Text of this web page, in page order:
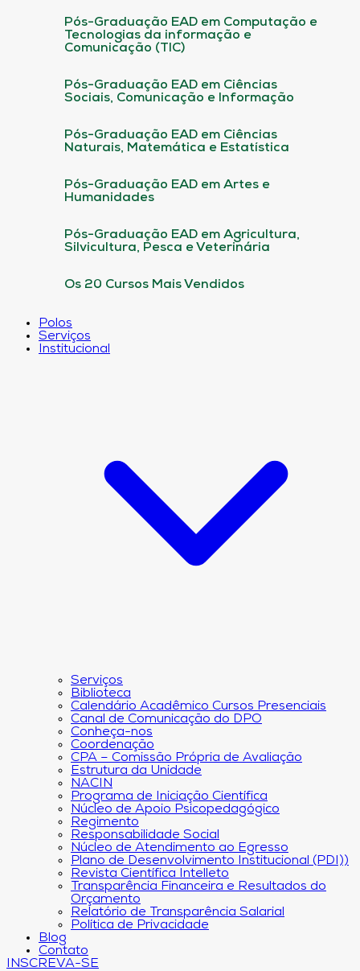
Pós-Graduação EAD em Computação e
Tecnologias da informação e
Comunicação (TIC)
Pós-Graduação EAD em Ciências
Sociais, Comunicação e Informação
Pós-Graduação EAD em Ciências
Naturais, Matemática e Estatística
Pós-Graduação EAD em Artes e
Humanidades
Pós-Graduação EAD em Agricultura,
Silvicultura, Pesca e Veterinária
Os 20 Cursos Mais Vendidos
Polos
Serviços
Institucional
Serviços
Biblioteca
Calendário Acadêmico Cursos Presenciais
Canal de Comunicação do DPO
Conheça-nos
Coordenação
CPA – Comissão Própria de Avaliação
Estrutura da Unidade
NACIN
Programa de Iniciação Científica
Núcleo de Apoio Psicopedagógico
Regimento
Responsabilidade Social
Núcleo de Atendimento ao Egresso
Plano de Desenvolvimento Institucional (PDI))
Revista Científica Intelleto
Transparência Financeira e Resultados do
Orçamento
Relatório de Transparência Salarial
Política de Privacidade
Blog
Contato
INSCREVA-SE